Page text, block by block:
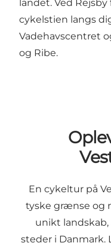
landet. Ved
cykelstien langs
Vadehavscentret
og Ribe.
En cykeltur på
tyske grænse og
unikt
steder i Danmark.